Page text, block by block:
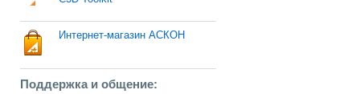
Интернет-магазин АСКОН
Поддержка и общение: